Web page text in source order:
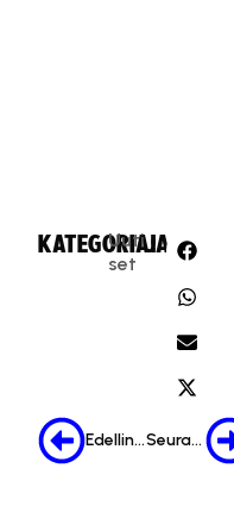
KATEGORIA:
Uuti
set
JAA:
Edellinen Seuraava